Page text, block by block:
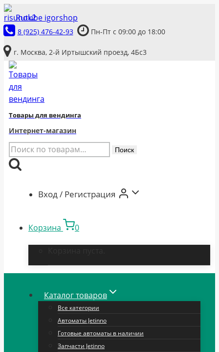
Перейти
к
содержимому
Rutube igorshop
8 (925) 476-42-93 Пн-Пт с 09:00 до 18:00
г. Москва, 2-й Иртышский проезд, 4Бс3
Товары для вендинга
Интернет-магазин
Искать: Поиск
Вход / Регистрация
Корзина 0
Каталог товаров
Все категории
Автоматы Jetinno
Готовые автоматы в наличии
Запчасти Jetinno